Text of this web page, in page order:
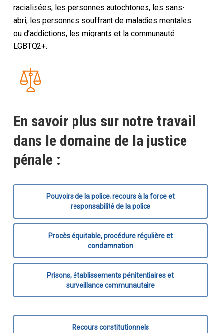
racialisées, les personnes autochtones, les sans-
abri, les personnes souffrant de maladies mentales
ou d’addictions, les migrants et la communauté
LGBTQ2+.
En savoir plus sur notre travail
dans le domaine de la justice
pénale :
Pouvoirs de la police, recours à la force et
responsabilité de la police
Procès équitable, procédure régulière et
condamnation
Prisons, établissements pénitentiaires et
surveillance communautaire
Recours constitutionnels